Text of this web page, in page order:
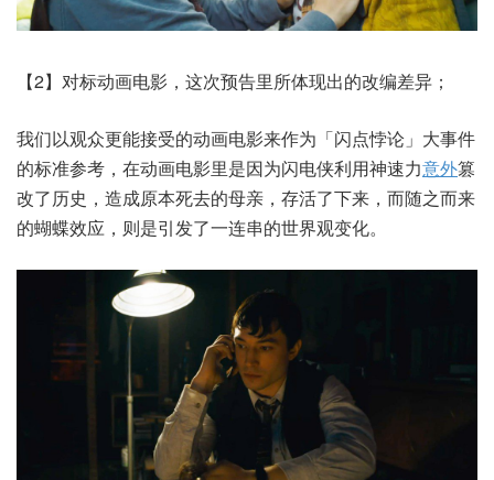
【2】对标动画电影，这次预告里所体现出的改编差异；
我们以观众更能接受的动画电影来作为「闪点悖论」大事件
的标准参考，在动画电影里是因为闪电侠利用神速力意外篡
改了历史，造成原本死去的母亲，存活了下来，而随之而来
的蝴蝶效应，则是引发了一连串的世界观变化。